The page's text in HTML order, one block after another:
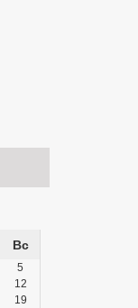
Вс
5
12
19